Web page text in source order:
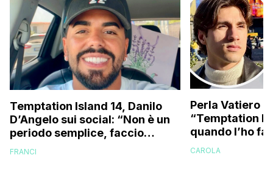
Temptation Island 14, Danilo
D’Angelo sui social: “Non è un
periodo semplice, faccio
fatica…”
FRANCI
Perla Vatiero
“Temptation
quando l’ho
a guardarlo
CAROLA